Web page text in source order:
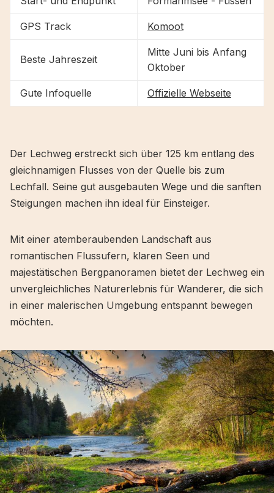
GPS Track Komoot
Beste Jahreszeit
Mitte Juni bis Anfang
Oktober
Gute Infoquelle Offizielle Webseite
Der Lechweg erstreckt sich über 125 km entlang des
gleichnamigen Flusses von der Quelle bis zum
Lechfall. Seine gut ausgebauten Wege und die sanften
Steigungen machen ihn ideal für Einsteiger.
Mit einer atemberaubenden Landschaft aus
romantischen Flussufern, klaren Seen und
majestätischen Bergpanoramen bietet der Lechweg ein
unvergleichliches Naturerlebnis für Wanderer, die sich
in einer malerischen Umgebung entspannt bewegen
möchten.